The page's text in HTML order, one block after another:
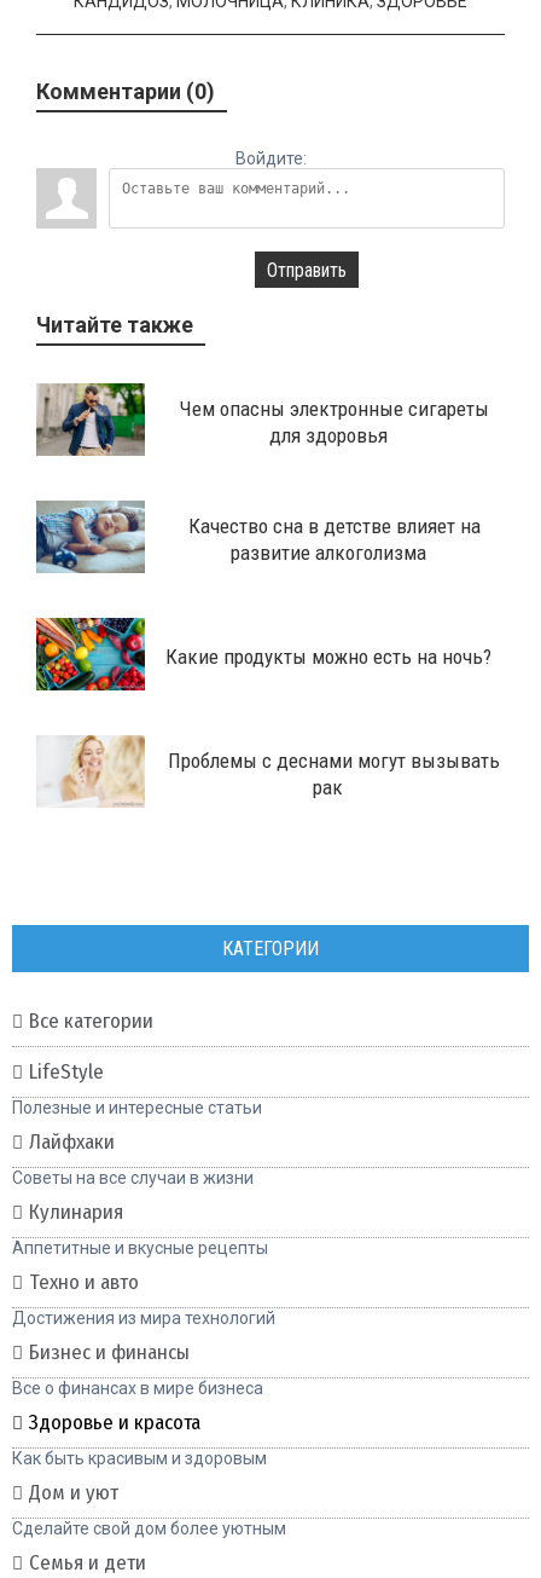
Комментарии (0)
Войдите:
Отправить
Читайте также
Чем опасны электронные сигареты
для здоровья
Качество сна в детстве влияет на
развитие алкоголизма
Какие продукты можно есть на ночь?
Проблемы с деснами могут вызывать
рак
КАТЕГОРИИ
Все категории
LifeStyle
Полезные и интересные статьи
Лайфхаки
Советы на все случаи в жизни
Кулинария
Аппетитные и вкусные рецепты
Техно и авто
Достижения из мира технологий
Бизнес и финансы
Все о финансах в мире бизнеса
Здоровье и красота
Как быть красивым и здоровым
Дом и уют
Сделайте свой дом более уютным
Семья и дети